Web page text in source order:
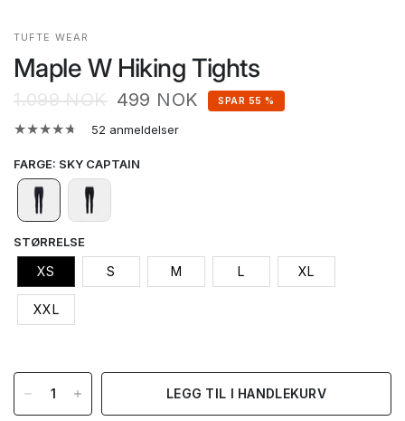
TUFTE WEAR
Maple W Hiking Tights
1.099 NOK 499 NOK SPAR 55 %
52 anmeldelser
FARGE: SKY CAPTAIN
STØRRELSE
XS S M L XL
XXL
LEGG TIL I HANDLEKURV